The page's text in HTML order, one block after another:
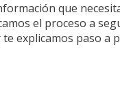
que
el proceso a
explicamos paso a